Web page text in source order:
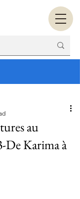
au
De Karima à